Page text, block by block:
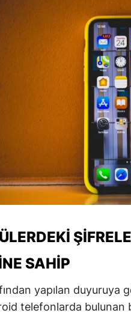
Hakkari
Hatay
Isparta
Mersin
İzmir
Kars
Kırşehir
SAHIP
yapılan duyuruya
telefonlarda